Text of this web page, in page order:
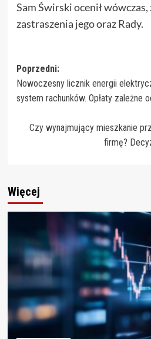
Sam Świrski ocenił
zastraszenia jego oraz Rady.
Zobacz
wpisy
Poprzedni:
Nowoczesny licznik energii
system rachunków. Opłaty zależne
Czy wynajmujący mieszkanie
firmę?
Więcej